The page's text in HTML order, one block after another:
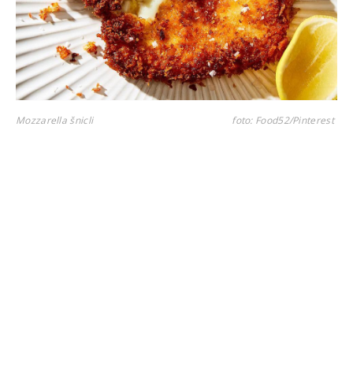
Mozzarella šnicli foto: Food52/Pinterest